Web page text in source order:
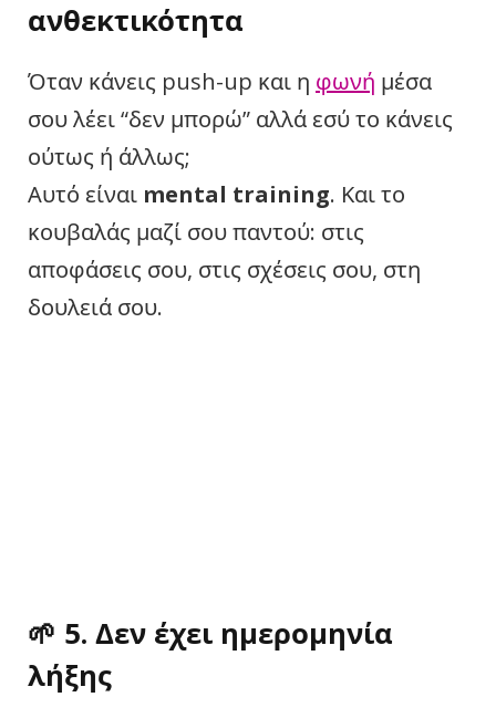
ανθεκτικότητα
Όταν κάνεις push-up και η φωνή μέσα
σου λέει “δεν μπορώ” αλλά εσύ το κάνεις
ούτως ή άλλως;
Αυτό είναι mental training. Και το
κουβαλάς μαζί σου παντού: στις
αποφάσεις σου, στις σχέσεις σου, στη
δουλειά σου.
🌱 5. Δεν έχει ημερομηνία
λήξης